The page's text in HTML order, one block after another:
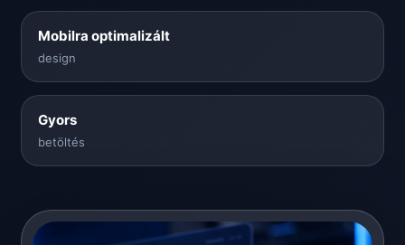
Mobilra optimalizált
design
Gyors
betöltés